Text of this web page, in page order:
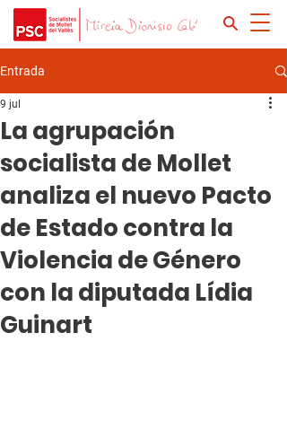
Entrada
La agrupación
socialista de Mollet
analiza el nuevo Pacto
de Estado contra la
Violencia de Género
con la diputada Lídia
Guinart
9 jul